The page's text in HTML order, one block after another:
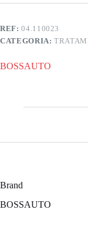
REF:04.110023
CATEGORIA:
BOSSAUTO
Brand
BOSSAUTO